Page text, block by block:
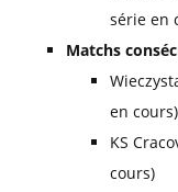
série en
Matchs
en cours)
KS
cours)